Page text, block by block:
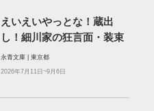
えいえいやっとな！蔵出
し！細川家の狂言面・装束
永青文庫 | 東京都
2026年7月11日~9月6日